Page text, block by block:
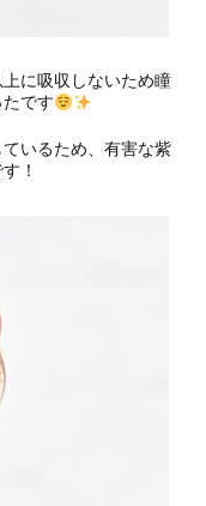
に吸収しないため瞳
です
いるため、有害な紫
！